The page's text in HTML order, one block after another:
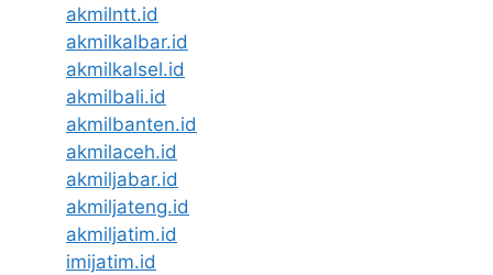
akmilntt.id
akmilkalbar.id
akmilkalsel.id
akmilbali.id
akmilbanten.id
akmilaceh.id
akmiljabar.id
akmiljateng.id
akmiljatim.id
imijatim.id